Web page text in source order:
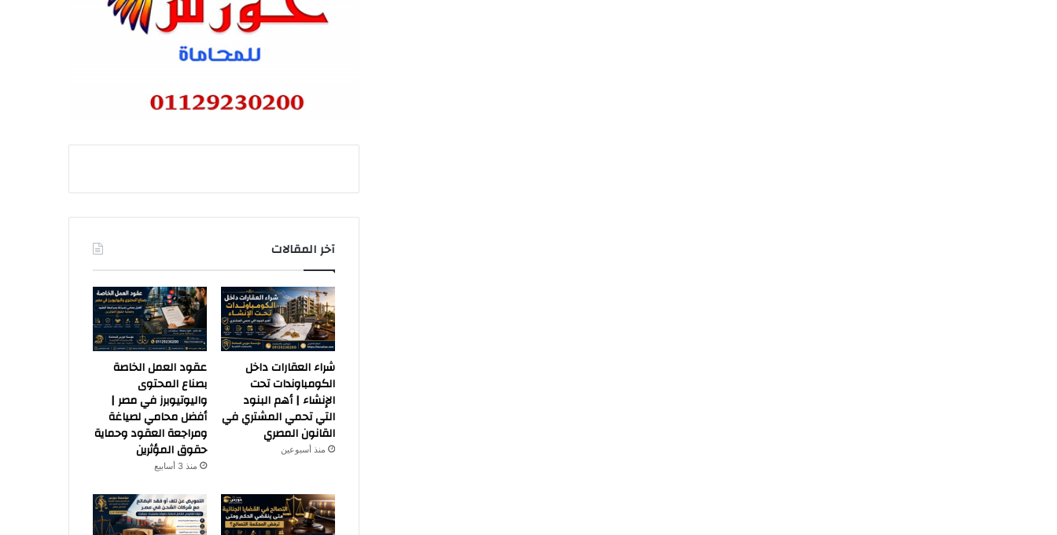
آخر المقالات
شراء العقارات داخل
الكومباوندات تحت
الإنشاء | أهم البنود
التي تحمي المشتري في
القانون المصري
منذ أسبوعين
عقود العمل الخاصة
بصناع المحتوى
واليوتيوبرز في مصر |
أفضل محامي لصياغة
ومراجعة العقود وحماية
حقوق المؤثرين
منذ 3 أسابيع